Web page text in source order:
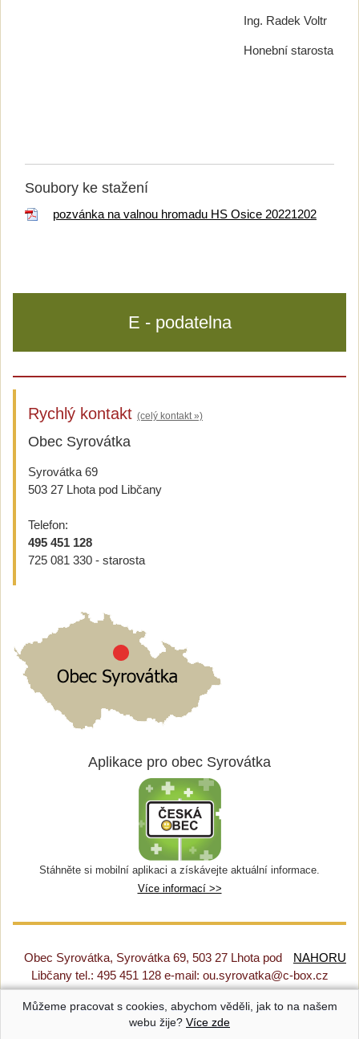
Ing. Radek Voltr
Honební starosta
Soubory ke stažení
pozvánka na valnou hromadu HS Osice 20221202
E - podatelna
Rychlý kontakt (celý kontakt »)
Obec Syrovátka
Syrovátka 69
503 27 Lhota pod Libčany
Telefon:
495 451 128
725 081 330 - starosta
Aplikace pro obec Syrovátka
Stáhněte si mobilní aplikaci a získávejte aktuální informace.
Více informací >>
NAHORU
Obec Syrovátka, Syrovátka 69, 503 27 Lhota pod
Libčany tel.: 495 451 128 e-mail: ou.syrovatka@c-box.cz
Prohlášení o přístupnosti|Původní web|Nastavení cookies
Můžeme pracovat s cookies, abychom věděli, jak to na našem
webu žije? Více zde